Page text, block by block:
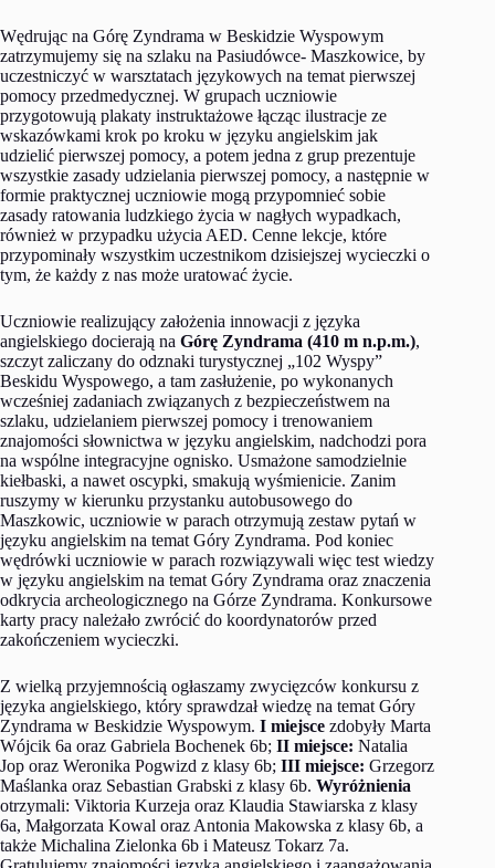
Wędrując na Górę Zyndrama w Beskidzie Wyspowym
zatrzymujemy się na szlaku na Pasiudówce- Maszkowice, by
uczestniczyć w warsztatach językowych na temat pierwszej
pomocy przedmedycznej. W grupach uczniowie
przygotowują plakaty instruktażowe łącząc ilustracje ze
wskazówkami krok po kroku w języku angielskim jak
udzielić pierwszej pomocy, a potem jedna z grup prezentuje
wszystkie zasady udzielania pierwszej pomocy, a następnie w
formie praktycznej uczniowie mogą przypomnieć sobie
zasady ratowania ludzkiego życia w nagłych wypadkach,
również w przypadku użycia AED. Cenne lekcje, które
przypominały wszystkim uczestnikom dzisiejszej wycieczki o
tym, że każdy z nas może uratować życie.
Uczniowie realizujący założenia innowacji z języka
angielskiego docierają na Górę Zyndrama (410 m n.p.m.),
szczyt zaliczany do odznaki turystycznej „102 Wyspy”
Beskidu Wyspowego, a tam zasłużenie, po wykonanych
wcześniej zadaniach związanych z bezpieczeństwem na
szlaku, udzielaniem pierwszej pomocy i trenowaniem
znajomości słownictwa w języku angielskim, nadchodzi pora
na wspólne integracyjne ognisko. Usmażone samodzielnie
kiełbaski, a nawet oscypki, smakują wyśmienicie. Zanim
ruszymy w kierunku przystanku autobusowego do
Maszkowic, uczniowie w parach otrzymują zestaw pytań w
języku angielskim na temat Góry Zyndrama. Pod koniec
wędrówki uczniowie w parach rozwiązywali więc test wiedzy
w języku angielskim na temat Góry Zyndrama oraz znaczenia
odkrycia archeologicznego na Górze Zyndrama. Konkursowe
karty pracy należało zwrócić do koordynatorów przed
zakończeniem wycieczki.
Z wielką przyjemnością ogłaszamy zwycięzców konkursu z
języka angielskiego, który sprawdzał wiedzę na temat Góry
Zyndrama w Beskidzie Wyspowym. I miejsce zdobyły Marta
Wójcik 6a oraz Gabriela Bochenek 6b; II miejsce: Natalia
Jop oraz Weronika Pogwizd z klasy 6b; III miejsce: Grzegorz
Maślanka oraz Sebastian Grabski z klasy 6b. Wyróżnienia
otrzymali: Viktoria Kurzeja oraz Klaudia Stawiarska z klasy
6a, Małgorzata Kowal oraz Antonia Makowska z klasy 6b, a
także Michalina Zielonka 6b i Mateusz Tokarz 7a.